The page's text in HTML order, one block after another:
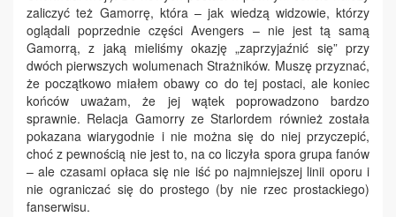
zaliczyć też Gamorrę, która – jak wiedzą widzowie, którzy
oglądali poprzednie części Avengers – nie jest tą samą
Gamorrą, z jaką mieliśmy okazję „zaprzyjaźnić się” przy
dwóch pierwszych wolumenach Strażników. Muszę przyznać,
że początkowo miałem obawy co do tej postaci, ale koniec
końców uważam, że jej wątek poprowadzono bardzo
sprawnie. Relacja Gamorry ze Starlordem również została
pokazana wiarygodnie i nie można się do niej przyczepić,
choć z pewnością nie jest to, na co liczyła spora grupa fanów
– ale czasami opłaca się nie iść po najmniejszej linii oporu i
nie ograniczać się do prostego (by nie rzec prostackiego)
fanserwisu.